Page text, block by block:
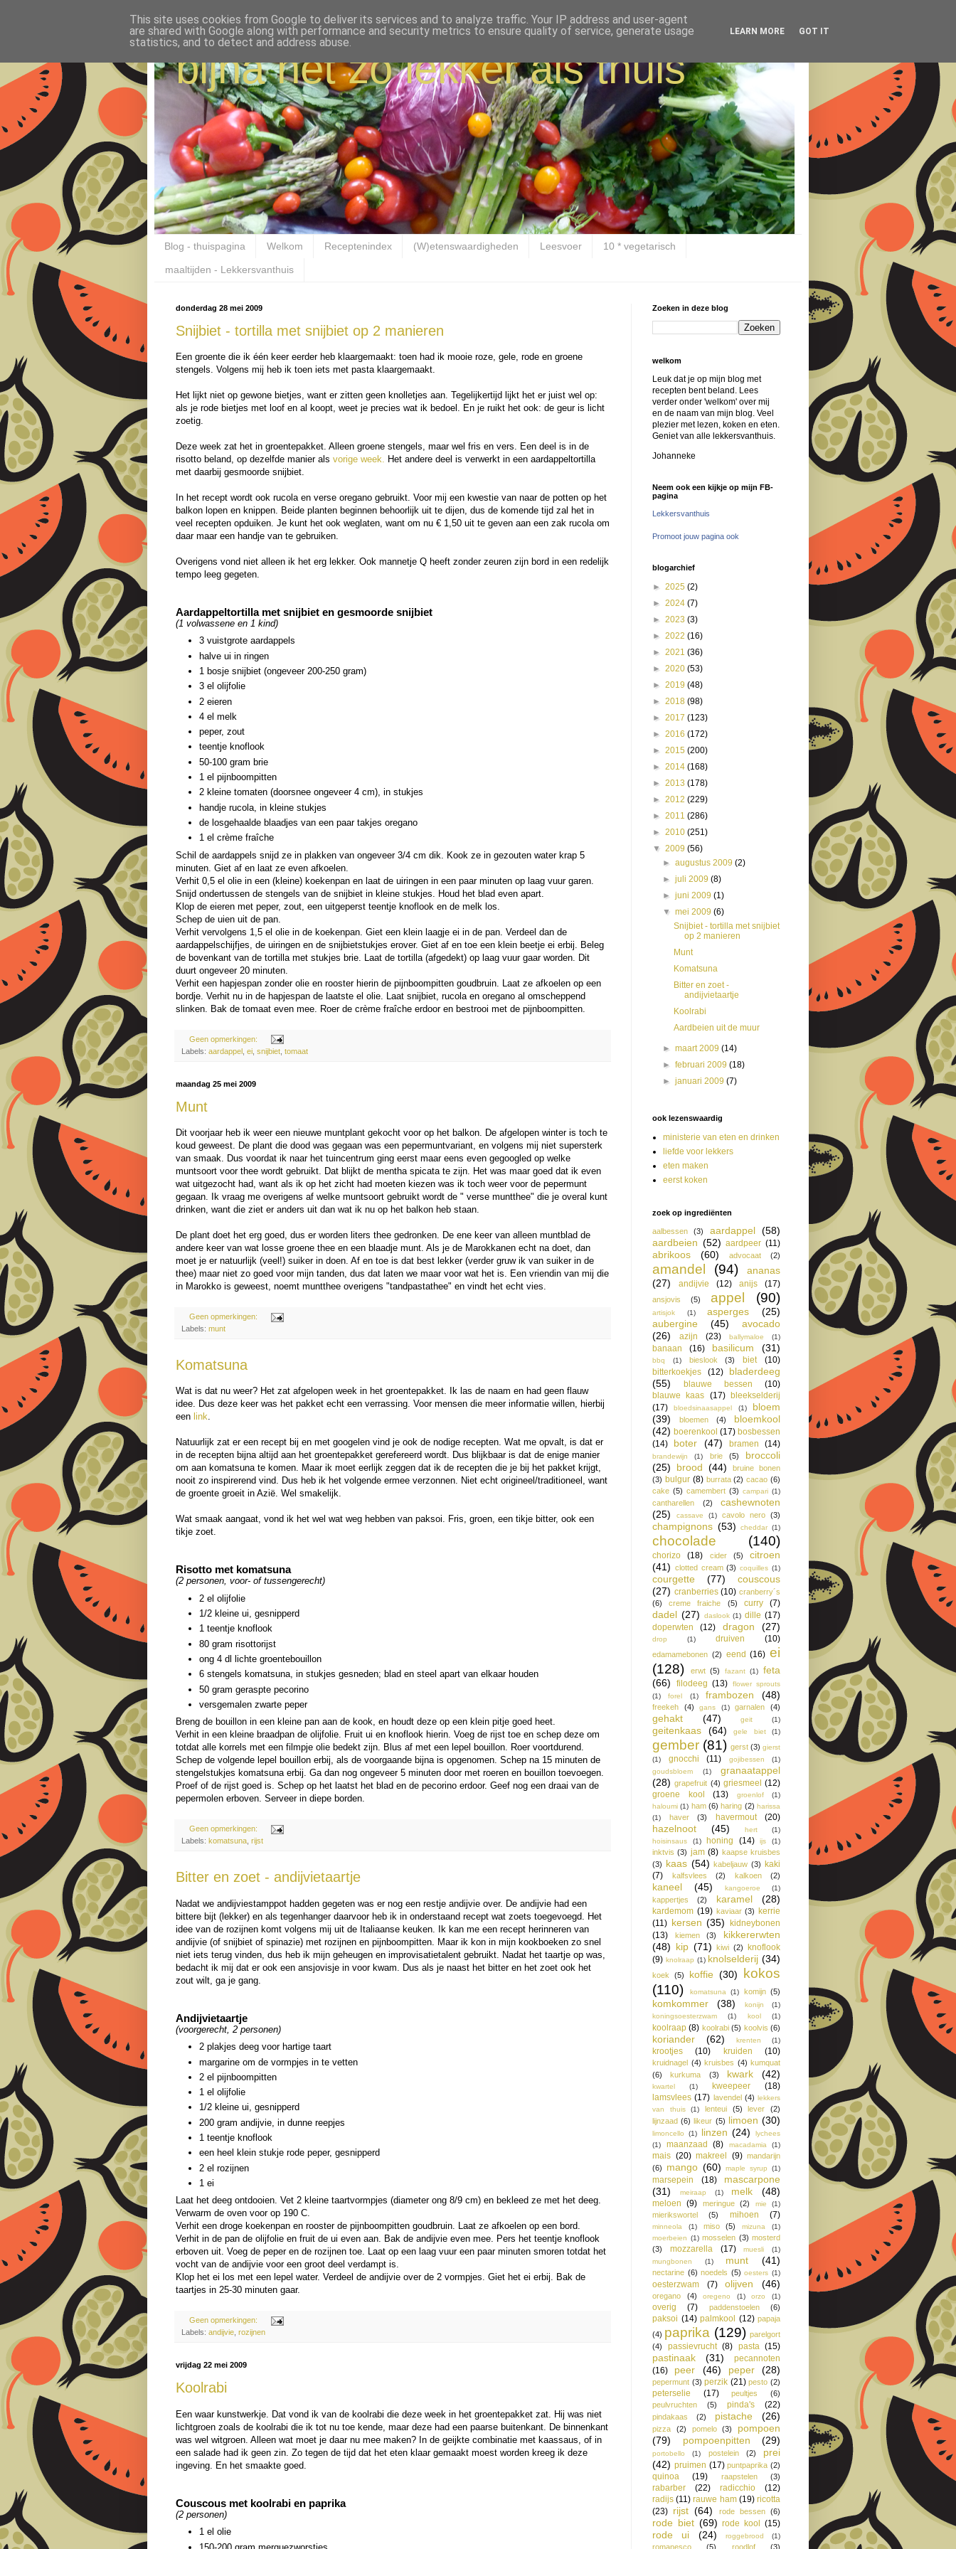
bijna net zo lekker als thuis
Blog - thuispagina Welkom Receptenindex (W)etenswaardigheden Leesvoer 10 * vegetarisch
maaltijden - Lekkersvanthuis
donderdag 28 mei 2009
Snijbiet - tortilla met snijbiet op 2 manieren
Een groente die ik één keer eerder heb klaargemaakt: toen had ik mooie roze, gele, rode en groene
stengels. Volgens mij heb ik toen iets met pasta klaargemaakt.
Het lijkt niet op gewone bietjes, want er zitten geen knolletjes aan. Tegelijkertijd lijkt het er juist wel op:
als je rode bietjes met loof en al koopt, weet je precies wat ik bedoel. En je ruikt het ook: de geur is licht
zoetig.
Deze week zat het in groentepakket. Alleen groene stengels, maar wel fris en vers. Een deel is in de
risotto beland, op dezelfde manier als vorige week.
Het andere deel is verwerkt in een aardappeltortilla
met daarbij gesmoorde snijbiet.
In het recept wordt ook rucola en verse oregano gebruikt. Voor mij een kwestie van naar de potten op het
balkon lopen en knippen. Beide planten beginnen behoorlijk uit te dijen, dus de komende tijd zal het in
veel recepten opduiken. Je kunt het ook weglaten, want om nu € 1,50 uit te geven aan een zak rucola om
daar maar een handje van te gebruiken.
Overigens vond niet alleen ik het erg lekker. Ook mannetje Q heeft zonder zeuren zijn bord in een redelijk
tempo leeg gegeten.
Aardappeltortilla met snijbiet en gesmoorde snijbiet
(1 volwassene en 1 kind)
3 vuistgrote aardappels
halve ui in ringen
1 bosje snijbiet (ongeveer 200-250 gram)
3 el olijfolie
2 eieren
4 el melk
peper, zout
teentje knoflook
50-100 gram brie
1 el pijnboompitten
2 kleine tomaten (doorsnee ongeveer 4 cm), in stukjes
handje rucola, in kleine stukjes
de losgehaalde blaadjes van een paar takjes oregano
1 el crème fraîche
Schil de aardappels snijd ze in plakken van ongeveer 3/4 cm dik. Kook ze in gezouten water krap 5
minuten. Giet af en laat ze even afkoelen.
Verhit 0,5 el olie in een (kleine) koekenpan en laat de uiringen in een paar minuten op laag vuur garen.
Snijd ondertussen de stengels van de snijbiet in kleine stukjes. Houd het blad even apart.
Klop de eieren met peper, zout, een uitgeperst teentje knoflook en de melk los.
Schep de uien uit de pan.
Verhit vervolgens 1,5 el olie in de koekenpan. Giet een klein laagje ei in de pan. Verdeel dan de
aardappelschijfjes, de uiringen en de snijbietstukjes erover. Giet af en toe een klein beetje ei erbij. Beleg
de bovenkant van de tortilla met stukjes brie. Laat de tortilla (afgedekt) op laag vuur gaar worden. Dit
duurt ongeveer 20 minuten.
Verhit een hapjespan zonder olie en rooster hierin de pijnboompitten goudbruin. Laat ze afkoelen op een
bordje. Verhit nu in de hapjespan de laatste el olie. Laat snijbiet, rucola en oregano al omscheppend
slinken. Bak de tomaat even mee. Roer de crème fraîche erdoor en bestrooi met de pijnboompitten.
Geen opmerkingen:
Labels: aardappel ei snijbiet tomaat
maandag 25 mei 2009
Munt
Dit voorjaar heb ik weer een nieuwe muntplant gekocht voor op het balkon. De afgelopen winter is toch te
koud geweest. De plant die dood was gegaan was een pepermuntvariant, en volgens mij niet supersterk
van smaak. Dus voordat ik naar het tuincentrum ging eerst maar eens even gegoogled op welke
muntsoort voor thee wordt gebruikt. Dat blijkt de mentha spicata te zijn. Het was maar goed dat ik even
wat uitgezocht had, want als ik op het zicht had moeten kiezen was ik toch weer voor de pepermunt
gegaan. Ik vraag me overigens af welke muntsoort gebruikt wordt de " verse muntthee" die je overal kunt
drinken, want die ziet er anders uit dan wat ik nu op het balkon heb staan.
De plant doet het erg goed, dus er worden liters thee gedronken. De ene keer van alleen muntblad de
andere keer van wat losse groene thee en een blaadje munt. Als je de Marokkanen echt na doet, dan
moet je er natuurlijk (veel!) suiker in doen. Af en toe is dat best lekker (verder gruw ik van suiker in de
thee) maar niet zo goed voor mijn tanden, dus dat laten we maar voor wat het is. Een vriendin van mij die
in Marokko is geweest, noemt muntthee overigens "tandpastathee" en vindt het echt vies.
Geen opmerkingen:
Labels: munt
Komatsuna
Wat is dat nu weer? Het zat afgelopen week in het groentepakket. Ik las de naam en had geen flauw
idee. Dus deze keer was het pakket echt een verrassing. Voor mensen die meer informatie willen, hierbij
een link.
Natuurlijk zat er een recept bij en met googelen vind je ook de nodige recepten. Wat me opvalt, is dat er
in de recepten bijna altijd aan het groentepakket gerefereerd wordt. Dus blijkbaar is dat de enige manier
om aan komatsuna te komen. Maar ik moet eerlijk zeggen dat ik de recepten die je bij het pakket krijgt,
nooit zo inspirerend vind. Dus heb ik het volgende ermee verzonnen. Niet echt origineel/traditioneel, want
de groente groeit in Azië. Wel smakelijk.
Wat smaak aangaat, vond ik het wel wat weg hebben van paksoi. Fris, groen, een tikje bitter, ook een
tikje zoet.
Risotto met komatsuna
(2 personen, voor- of tussengerecht)
2 el olijfolie
1/2 kleine ui, gesnipperd
1 teentje knoflook
80 gram risottorijst
ong 4 dl lichte groentebouillon
6 stengels komatsuna, in stukjes gesneden; blad en steel apart van elkaar houden
50 gram geraspte pecorino
versgemalen zwarte peper
Breng de bouillon in een kleine pan aan de kook, en houdt deze op een klein pitje goed heet.
Verhit in een kleine braadpan de olijfolie. Fruit ui en knoflook hierin. Voeg de rijst toe en schep deze om
totdat alle korrels met een filmpje olie bedekt zijn. Blus af met een lepel bouillon. Roer voortdurend.
Schep de volgende lepel bouillon erbij, als de voorgaande bijna is opgenomen. Schep na 15 minuten de
stengelstukjes komatsuna erbij. Ga dan nog ongeveer 5 minuten door met roeren en bouillon toevoegen.
Proef of de rijst goed is. Schep op het laatst het blad en de pecorino erdoor. Geef nog een draai van de
pepermolen erboven. Serveer in diepe borden.
Geen opmerkingen:
Labels: komatsuna, rijst
Bitter en zoet - andijvietaartje
Nadat we andijviestamppot hadden gegeten was er nog een restje andijvie over. De andijvie had een
bittere bijt (lekker) en als tegenhanger daarvoor heb ik in onderstaand recept wat zoets toegevoegd. Het
idee van de rozijnen komt volgens mij uit de Italiaanse keuken. Ik kan me een recept herinneren van
andijvie (of snijbiet of spinazie) met rozijnen en pijnboompitten. Maar ik kon in mijn kookboeken zo snel
niet iets terug vinden, dus heb ik mijn geheugen en improvisatietalent gebruikt. Nadat het taartje op was,
bedacht ik mij dat er ook een ansjovisje in voor kwam. Dus als je naast het bitter en het zoet ook het
zout wilt, ga je gang.
Andijvietaartje
(voorgerecht, 2 personen)
2 plakjes deeg voor hartige taart
margarine om de vormpjes in te vetten
2 el pijnboompitten
1 el olijfolie
1/2 kleine ui, gesnipperd
200 gram andijvie, in dunne reepjes
1 teentje knoflook
een heel klein stukje rode peper, gesnipperd
2 el rozijnen
1 ei
Laat het deeg ontdooien. Vet 2 kleine taartvormpjes (diameter ong 8/9 cm) en bekleed ze met het deeg.
Verwarm de oven voor op 190 C.
Verhit een droge koekenpan en rooster de pijnboompitten goudbruin. Laat ze afkoelen op een bord.
Verhit in de pan de olijfolie en fruit de ui even aan. Bak de andijvie even mee. Pers het teentje knoflook
erboven uit. Voeg de peper en de rozijnen toe. Laat op een laag vuur een paar minuten smoren totdat het
vocht van de andijvie voor een groot deel verdampt is.
Klop het ei los met een lepel water. Verdeel de andijvie over de 2 vormpjes. Giet het ei erbij. Bak de
taartjes in 25-30 minuten gaar.
Geen opmerkingen:
Labels: andijvie, rozijnen
vrijdag 22 mei 2009
Koolrabi
Een waar kunstwerkje. Dat vond ik van de koolrabi die deze week in het groentepakket zat. Hij was niet
lichtgroen zoals de koolrabi die ik tot nu toe kende, maar deze had een paarse buitenkant. De binnenkant
was wel witgroen. Alleen wat moet je daar nu mee maken? In de geijkte combinatie met kaassaus, of in
een salade had ik geen zin. Zo tegen de tijd dat het eten klaar gemaakt moest worden kreeg ik deze
ingeving. En het smaakte goed.
Couscous met koolrabi en paprika
(2 personen)
1 el olie
Zoeken in deze blog
welkom
Leuk dat je op mijn blog met
recepten bent beland. Lees
verder onder 'welkom' over mij
en de naam van mijn blog. Veel
plezier met lezen, koken en eten.
Geniet van alle lekkersvanthuis.
Johanneke
Neem ook een kijkje op mijn FB-
pagina
Lekkersvanthuis
Promoot jouw pagina ook
blogarchief
► 2025 (2)
► 2024 (7)
► 2023 (3)
► 2022 (16)
► 2021 (36)
► 2020 (53)
► 2019 (48)
► 2018 (98)
► 2017 (123)
► 2016 (172)
► 2015 (200)
► 2014 (168)
► 2013 (178)
► 2012 (229)
► 2011 (286)
► 2010 (251)
▼ 2009 (56)
►augustus 2009(2)
►juli 2009(8)
►juni 2009(1)
▼mei 2009(6)
Snijbiet - tortilla met snijbiet
op 2 manieren
Munt
Komatsuna
Bitter en zoet -
andijvietaartje
Koolrabi
Aardbeien uit de muur
►maart 2009(14)
►februari 2009(18)
►januari 2009(7)
ook lezenswaardig
ministerie van eten en drinken
liefde voor lekkers
eten maken
eerst koken
zoek op ingrediënten
aalbessen (3) aardappel (58)
aardbeien (52) aardpeer (11)
abrikoos (60) advocaat (2)
amandel (94)
ananas
(27)
andijvie (12) anijs (17)
ansjovis (5) appel (90)
artisjok (1) asperges
(25)
aubergine
(45)
avocado
(26)
azijn (23) ballymaloe (1)
banaan (16) basilicum (31)
bbq (1) bieslook (3) biet
(10)
bitterkoekjes
(12)
bladerdeeg
(55)
blauwe bessen
(10)
blauwe kaas (17) bleekselderij
(17)
bloedsinaasappel (1)
bloem
(39)
bloemen (4)
bloemkool
(42) boerenkool (17) bosbessen
(14)
boter (47) bramen (14)
brandewijn (1) brie (5)
broccoli
(25)
brood (44)
bruine bonen
(3) bulgur (8) burrata (2) cacao (6)
cake (5) camembert (3) campari (1)
cantharellen (2)
cashewnoten
(25)
cassave (1) cavolo nero (3)
champignons (53) cheddar (1)
chocolade (140)
chorizo (18) cider (5)
citroen
(41) clotted cream (3) coquilles (1)
courgette (77)
couscous
(27) cranberries (10) cranberry´s
(6)
creme fraiche (5) curry (7)
dadel (27) daslook (1) dille (17)
doperwten
(12) dragon (27)
drop (1) druiven (10)
edamamebonen (2) eend (16) ei
(128)
erwt (5) fazant (1)
feta
(66)
filodeeg (13)
flower sprouts
(1)
forel (1) frambozen (48)
freekeh (4) gans (1) garnalen (4)
gehakt (47) geit (1)
geitenkaas (64) gele biet (1)
gember (81) gerst (3) gierst
(1)
gnocchi (11) gojibessen
(1)
goudsbloem
(1)
granaatappel
(28) grapefruit (4) griesmeel (12)
groene kool
(13) groenlof
(1)
haloumi (1) ham (6) haring (2) harissa
(1)
haver (3) havermout (20)
hazelnoot (45) hert
(1)
hoisinsaus
(1) honing (14) ijs (1)
inktvis (3) jam (8) kaapse kruisbes
(3) kaas (54) kabeljauw (3) kaki
(7)
kalfsvlees (2) kalkoen (2)
kaneel (45) kangoeroe (1)
kappertjes (2) karamel (28)
kardemom (19) kaviaar (3) kerrie
(11) kersen (35) kidneybonen
(13)
kiemen (3)
kikkererwten
(48) kip (71) kiwi (2) knoflook
(9) knolraap (1) knolselderij (34)
koek (5) koffie (30)
kokos
(110)
komatsuna (1) komijn (5)
komkommer (38) konijn
(1)
koningsoesterzwam
(1) kool (1)
koolraap (8) koolrabi (5) koolvis (6)
koriander (62) krenten (1)
krootjes (10) kruiden (10)
kruidnagel (4) kruisbes (4) kumquat
(6)
kurkuma (3) kwark (42)
kwartel (1) kweepeer
(18)
lamsvlees (17) lavendel (4) lekkers
van thuis
(1) lenteui (5) lever
(2)
lijnzaad (6) likeur (5) limoen (30)
limoncello (1) linzen (24)
lychees
(1)
maanzaad (8) macadamia (1)
mais (20) makreel (9) mandarijn
(6)
mango (60) maple syrup (1)
marsepein (18)
mascarpone
(31)
meiraap (1) melk (48)
meloen (9) meringue (2) mie (1)
mierikswortel (5) mihoen (7)
minneola (1) miso (5) mizuna
(1)
moerbeien (1) mosselen (3) mosterd
(3)
mozzarella (17) muesli
(1)
mungbonen
(1) munt (41)
nectarine (6) noedels (5) oesters (1)
oesterzwam (7) olijven (46)
oregano (4) oregeno (1) orzo (1)
overig (7) paddenstoelen (6)
paksoi (14) palmkool (12) papaja
(4) paprika (129) parelgort
(4)
passievrucht (8) pasta (15)
pastinaak (31)
pecannoten
(16)
peer (46) peper (28)
pepermunt (3) perzik (21) pesto (2)
peterselie (17) peultjes
(6)
peulvruchten
(5) pinda's (22)
pindakaas (2) pistache (26)
pizza (2) pomelo (3)
pompoen
(79)
pompoenpitten (29)
portobello (1) postelein (2)
prei
(42) pruimen (17) puntpaprika (2)
quinoa (19) raapstelen (3)
rabarber (22) radicchio
(12)
radijs (11) rauwe ham (19) ricotta
(23) rijst (64) rode bessen (6)
rode biet (69) rode kool (15)
rode ui (24) roggebrood (1)
romanesco (5) roodlof (3)
This site uses cookies from Google to deliver its services and to analyze traffic. Your IP address and user-agent
are shared with Google along with performance and security metrics to ensure quality of service, generate usage
statistics, and to detect and address abuse.
LEARN MORE GOT IT